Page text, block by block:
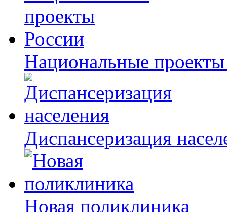
Национальные
Диспансеризация
Новая поликлиника